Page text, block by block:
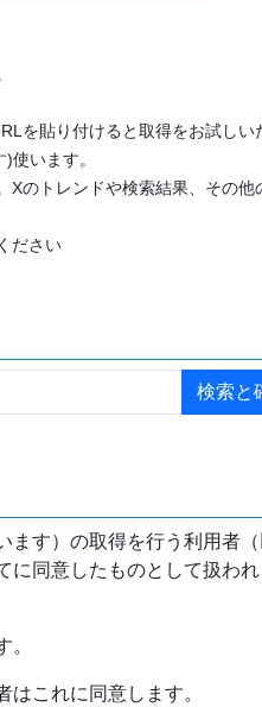
を貼り付けると取得をお試しい
使います。
Xのトレンドや検索結果、その他
ださい
ます）の取得を行う利用者（
に同意したものとして扱われ
これに同意します。